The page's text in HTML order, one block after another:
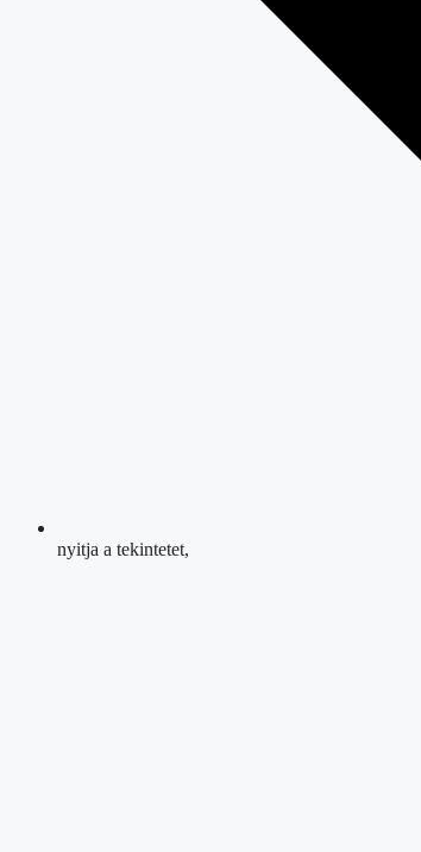
nyitja a tekintetet,